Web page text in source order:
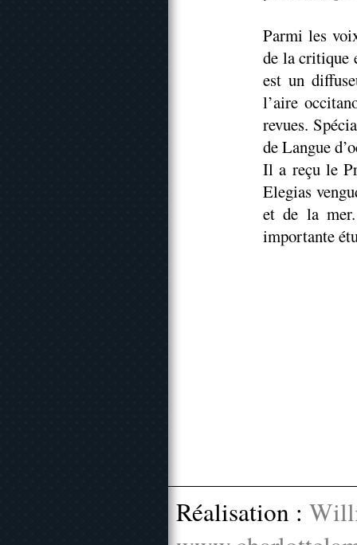
Parmi les
de la critique
est un
l’aire
revues.
de Langue
Il a reçu le
Elegias
et de la
importante
Réalisation :